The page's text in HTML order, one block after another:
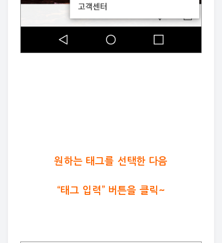
원하는 태그를 선택한 다음
“태그 입력” 버튼을 클릭~